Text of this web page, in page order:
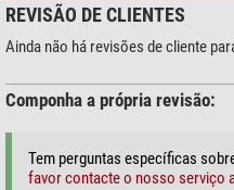
cresce rapidamente.
Dimensão padrão de 26 x 76 mm
A maioria das caixas para
dimensões 26x76 mm. Se pretender
com estas lâminas para objectos é
universais, a sua preparação
fabricantes.
REVISÃO DE CLIENTES
Ainda não há revisões de cliente
Componha a própria revisão:
Tem perguntas específicas
favor contacte o nosso serviço